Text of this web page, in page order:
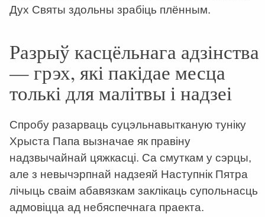
Дух Святы здольны зрабіць плённым.
Разрыў касцёльнага адзінства
— грэх, які пакідае месца
толькі для малітвы і надзеі
Спробу разарваць суцэльнавытканую туніку
Хрыста Папа вызначае як правіну
надзвычайнай цяжкасці. Са смуткам у сэрцы,
але з невычэрпнай надзеяй Наступнік Пятра
лічыць сваім абавязкам заклікаць супольнасць
адмовіцца ад небяспечнага праекта.